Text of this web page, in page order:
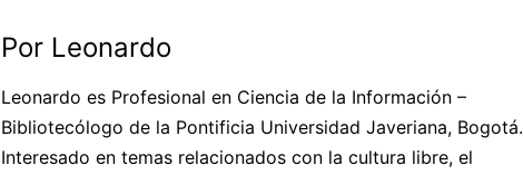
Por Leonardo
Leonardo es Profesional en Ciencia de la Información –
Bibliotecólogo de la Pontificia Universidad Javeriana, Bogotá.
Interesado en temas relacionados con la cultura libre, el